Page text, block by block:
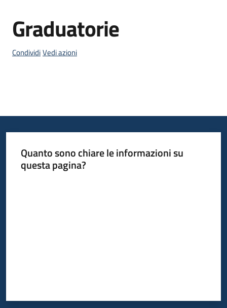
Leggi
Atti
Programmi
Progetti
Salta al contenuto
Graduatorie
CondividiVedi azioni
Quanto sono chiare le informazioni su
questa pagina?